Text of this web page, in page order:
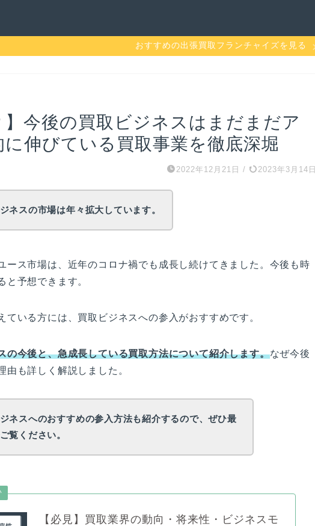
おすすめの出張買取フランチャイズを見る
】今後の買取ビジネスはまだまだア
伸びている買取事業を徹底深堀
2022年12月21日 / 2023年3月14日
ネスの市場は年々拡大しています。
ース市場は、近年のコロナ禍でも成長し続けてきました。今後も時
と予想できます。
ている方には、買取ビジネスへの参入がおすすめです。
の今後と、急成長している買取方法について紹介します。なぜ今後
由も詳しく解説しました。
ネスへのおすすめの参入方法も紹介するので、ぜひ最
覧ください。
【必見】買取業界の動向・将来性・ビジネスモ